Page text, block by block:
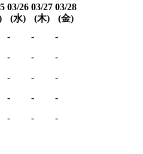
03/26
(水)
03/27
(木)
03/28
(金)
- - -
- - -
- - -
- - -
- - -